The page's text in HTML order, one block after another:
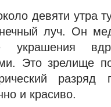
девяти утра
луч. Он
Это зрелище
и красиво.